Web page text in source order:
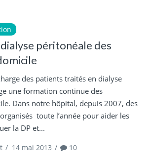
péritonéale des
des patients traités en dialyse
une formation continue des
Dans notre hôpital, depuis 2007, des
toute l’année pour aider les
la DP et...
/ 14 mai 2013 / 10